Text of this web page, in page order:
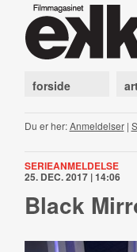
forside
Du er her:Anmeldelser|
SERIEANMELDELSE
25. DEC. 2017 | 14:06
Black